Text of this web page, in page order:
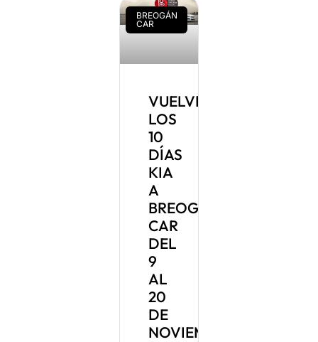
BREOGÁN
CAR
VUELVEN
LOS
10
DÍAS
KIA
A
BREOGÁN
CAR
DEL
9
AL
20
DE
NOVIEMBRE